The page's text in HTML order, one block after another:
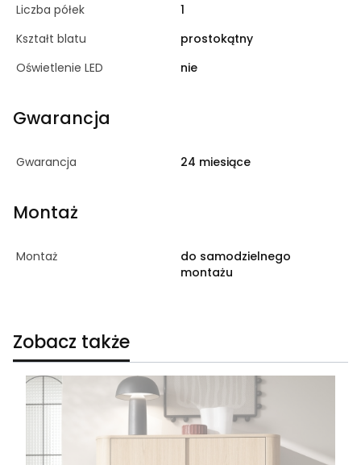
Liczba półek
1
Kształt blatu
prostokątny
Oświetlenie LED
nie
Gwarancja
Gwarancja 24 miesiące
Montaż
Montaż
do samodzielnego
montażu
Zobacz także